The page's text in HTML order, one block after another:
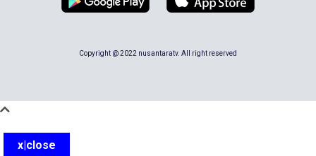
Copyright @ 2022 nusantaratv. All right reserved
x|close